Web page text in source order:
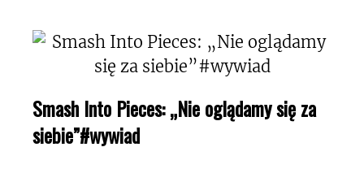
Smash Into Pieces: „Nie oglądamy się za
siebie”#wywiad